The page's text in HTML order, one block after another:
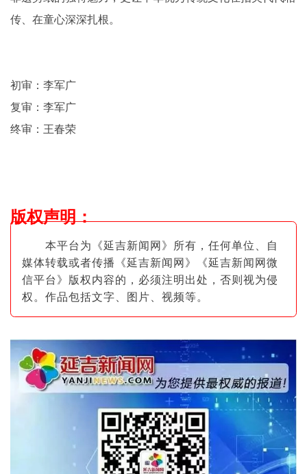
传、在童心深深扎根。
初审：李军广
复审：李军广
终审：王春荣
版权声明：
本平台为《延吉新闻网》所有，任何单位、自
媒体转载或者传播《延吉新闻网》《延吉新闻网微
信平台》版权内容的，必须注明出处，否则视为侵
权。作品包括文字、图片 、视频等。